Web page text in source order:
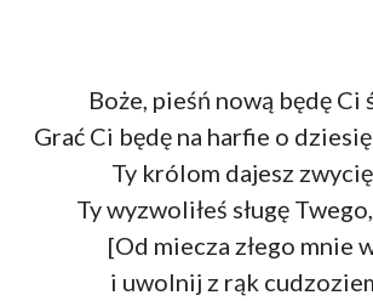
Boże, pieśń nową będę Ci
Grać Ci będę na harfie o
Ty królom dajesz
Ty wyzwoliłeś sługę
[Od miecza złego mnie
i uwolnij z rąk